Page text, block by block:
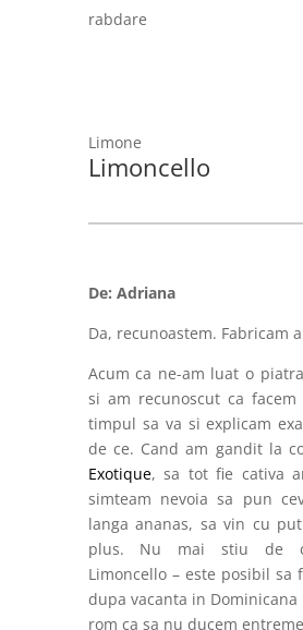
rabdare
Limone
Limoncello
De: Adriana
Da, recunoastem. Fabricam
Acum ca ne-am luat o
si am recunoscut ca
timpul sa va si explicam
de ce. Cand am gandit la
Exotique, sa tot fie cativa
simteam nevoia sa pun
langa ananas, sa vin cu
plus. Nu mai stiu de
Limoncello – este posibil sa
dupa vacanta in
rom ca sa nu ducem